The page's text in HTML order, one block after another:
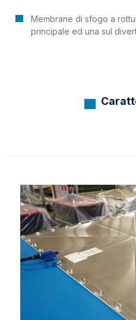
Membrane di sfogo a
principale ed una sul